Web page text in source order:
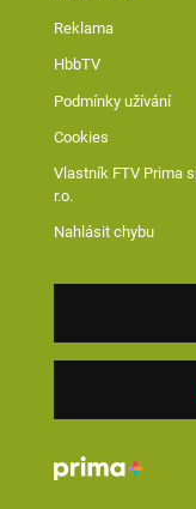
Reklama
HbbTV
Podmínky užívání
Cookies
Vlastník FTV Prima
r.o.
Nahlásit chybu